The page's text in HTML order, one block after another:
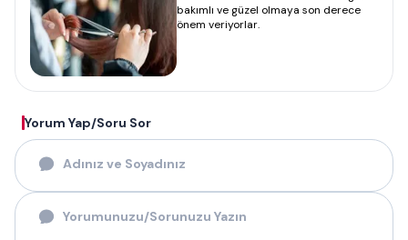
bakımlı ve güzel olmaya son derece
önem veriyorlar.
Yorum Yap/Soru Sor